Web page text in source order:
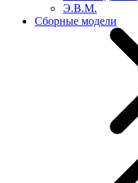
Э.В.М.
Сборные модели